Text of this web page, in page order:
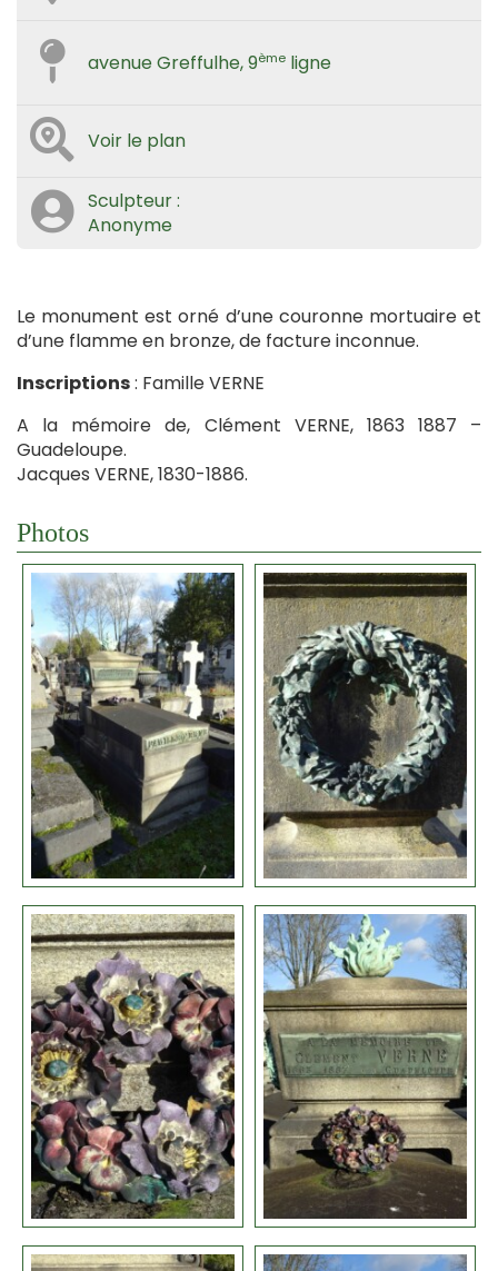
avenue Greffulhe, 9ème ligne
Voir le plan
Sculpteur :
Anonyme
Le monument est orné d’une couronne mortuaire et
d’une flamme en bronze, de facture inconnue.
Inscriptions: Famille VERNE
A la mémoire de, Clément VERNE, 1863 1887 –
Guadeloupe.
Jacques VERNE, 1830-1886.
Photos